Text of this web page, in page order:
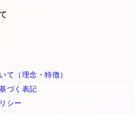
て（理念・特徴）
づく表記
シー